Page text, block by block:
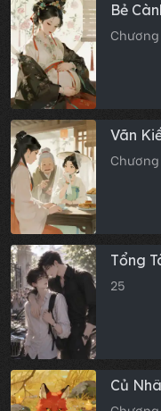
Bẻ
Chương
Vãn
Chương
Tổng
25
Củ